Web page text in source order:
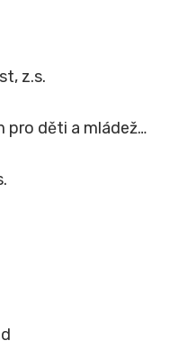
z.s.
pro děti a mládež…